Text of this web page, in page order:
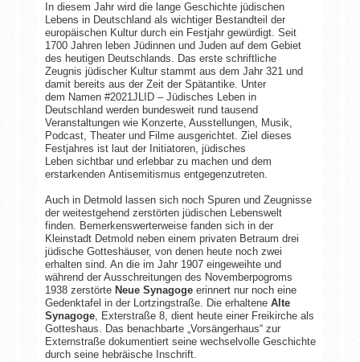
In diesem Jahr wird die lange Geschichte jüdischen
Lebens in Deutschland als wichtiger Bestandteil der
europäischen Kultur durch ein Festjahr gewürdigt. Seit
1700 Jahren leben Jüdinnen und Juden auf dem Gebiet
des heutigen Deutschlands. Das erste schriftliche
Zeugnis jüdischer Kultur stammt aus dem Jahr 321 und
damit bereits aus der Zeit der Spätantike. Unter
dem Namen #2021JLID – Jüdisches Leben in
Deutschland werden bundesweit rund tausend
Veranstaltungen wie Konzerte, Ausstellungen, Musik,
Podcast, Theater und Filme ausgerichtet. Ziel dieses
Festjahres ist laut der Initiatoren, jüdisches
Leben sichtbar und erlebbar zu machen und dem
erstarkenden Antisemitismus entgegenzutreten.
Auch in Detmold lassen sich noch Spuren und Zeugnisse
der weitestgehend zerstörten jüdischen Lebenswelt
finden. Bemerkenswerterweise fanden sich in der
Kleinstadt Detmold neben einem privaten Betraum drei
jüdische Gotteshäuser, von denen heute noch zwei
erhalten sind. An die im Jahr 1907 eingeweihte und
während der Ausschreitungen des Novemberpogroms
1938 zerstörte Neue Synagogeerinnert nur noch eine
Gedenktafel in der Lortzingstraße. Die erhaltene Alte
Synagoge, Exterstraße 8, dient heute einer Freikirche als
Gotteshaus. Das benachbarte „Vorsängerhaus“ zur
Externstraße dokumentiert seine wechselvolle Geschichte
durch seine hebräische Inschrift.